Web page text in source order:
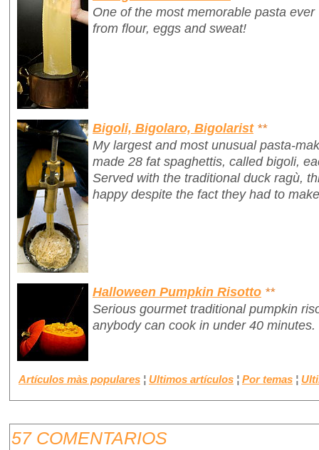
One of the most memorable pasta
from flour, eggs and sweat!
Bigoli, Bigolaro, Bigolarist **
My largest and most unusual pasta-
made 28 fat spaghettis, calledbigoli,
Served with the traditional duck ragù,
happy despite the fact they had to
Halloween Pumpkin Risotto **
Serious gourmet traditional pumpkin
anybody can cook in under 40 minutes.
Artículos màs populares ¦ Ultimos artículos ¦ Por temas ¦
57 COMENTARIOS